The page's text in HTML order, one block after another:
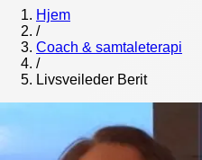
Hjem
/
Coach & samtaleterapi
/
Livsveileder Berit